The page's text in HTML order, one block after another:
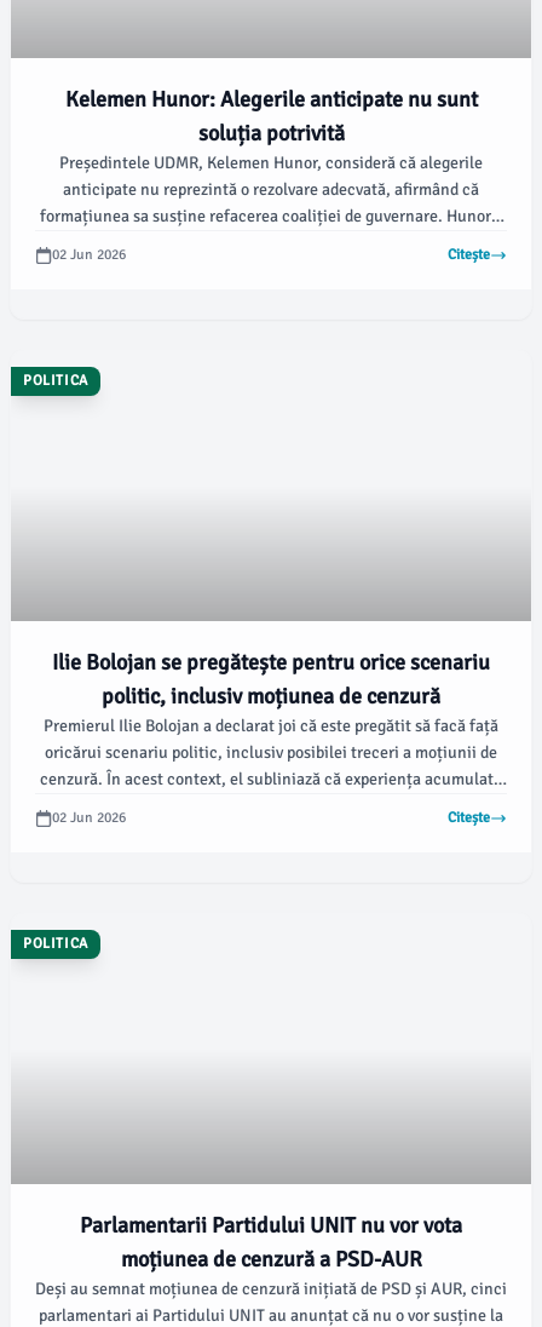
Kelemen Hunor: Alegerile anticipate nu sunt
soluția potrivită
Președintele UDMR, Kelemen Hunor, consideră că alegerile
anticipate nu reprezintă o rezolvare adecvată, afirmând că
formațiunea sa susține refacerea coaliției de guvernare. Hunor a
subliniat problemele care ar putea apărea dacă AUR ar face parte
02 Jun 2026 Citește
POLITICA
Ilie Bolojan se pregătește pentru orice scenariu
politic, inclusiv moțiunea de cenzură
Premierul Ilie Bolojan a declarat joi că este pregătit să facă față
oricărui scenariu politic, inclusiv posibilei treceri a moțiunii de
cenzură. În acest context, el subliniază că experiența acumulată
în funcțiile publice și susținerea primită îi oferă motivația de a
02 Jun 2026 Citește
POLITICA
Parlamentarii Partidului UNIT nu vor vota
moțiunea de cenzură a PSD-AUR
Deși au semnat moțiunea de cenzură inițiată de PSD și AUR, cinci
parlamentari ai Partidului UNIT au anunțat că nu o vor susține la